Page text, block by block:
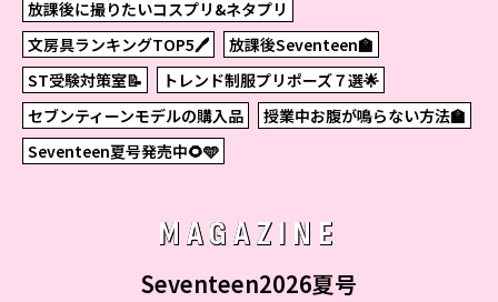
放課後に撮りたいコスプリ&ネタプリ
文房具ランキングTOP5🖊
放課後Seventeen🏫
ST受験対策室📝
トレンド制服プリポーズ７選🌟
セブンティーンモデルの購入品
授業中お腹が鳴らない方法🏫
Seventeen夏号発売中🌻🩵
MAGAZINE
Seventeen2026夏号